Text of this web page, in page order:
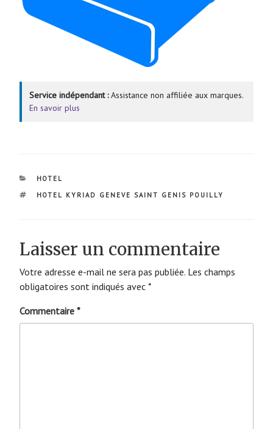
Service indépendant :Assistance non affiliée aux marques.
En savoir plus
CATÉGORIES
HOTEL
ÉTIQUETTES
HOTEL KYRIAD GENEVE SAINT GENIS POUILLY
Laisser un commentaire
Votre adresse e-mail ne sera pas publiée. Les champs
obligatoires sont indiqués avec *
Commentaire *